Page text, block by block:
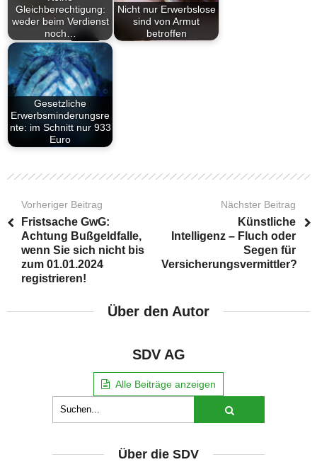
Gleichberechtigung:
weder beim Verdienst
noch…
Nicht nur Erwerbslose
sind von Armut
betroffen
Gesetzliche
Erwerbsminderungsre
nte: im Schnitt nur 933
Euro
Vorheriger Beitrag
Fristsache GwG:
Achtung Bußgeldfalle,
wenn Sie sich nicht bis
zum 01.01.2024
registrieren!
Nächster Beitrag
Künstliche
Intelligenz – Fluch oder
Segen für
Versicherungsvermittler?
Über den Autor
SDV AG
Alle Beiträge anzeigen
Über die SDV